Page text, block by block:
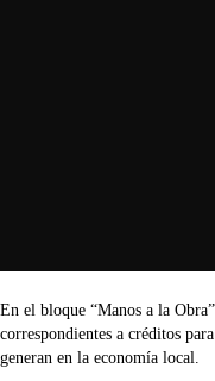
En el bloque “Manos a la
correspondientes a créditos
generan en la economía local.